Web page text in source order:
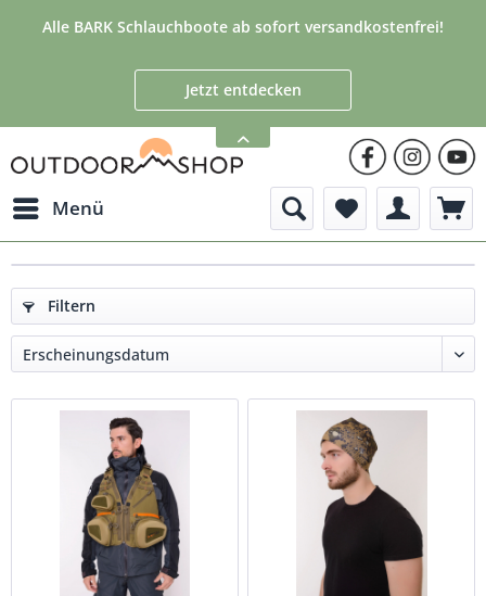
Alle BARK Schlauchboote ab sofort versandkostenfrei!
Jetzt entdecken
Menü
Filtern